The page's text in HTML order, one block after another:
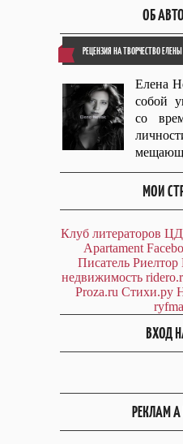
ОБ
РЕЦЕНЗИЯ НА ТВОРЧЕСТВО
Елена
собой
со
МОИ
Клуб литераторов
Apartament
Писатель Риелтор
недвижимость
Proza.ru Стихи.ру
ВХОД
РЕКЛАМ